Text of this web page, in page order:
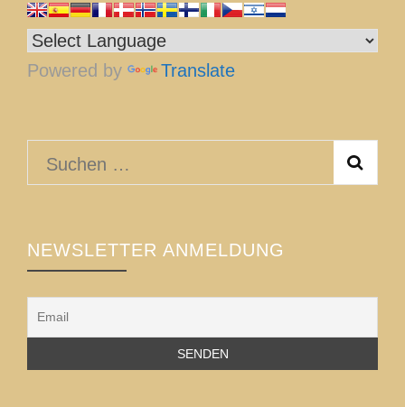
Powered by Translate
Suchen
NEWSLETTER ANMELDUNG